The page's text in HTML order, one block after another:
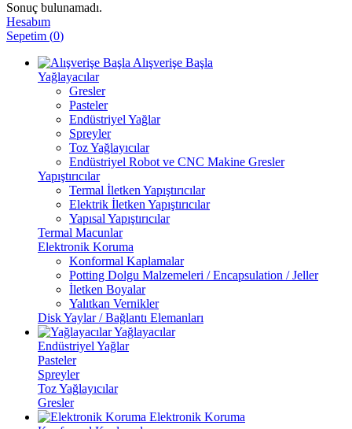
Sonuç bulunamadı.
Hesabım
Sepetim (0)
Alışverişe Başla
Yağlayacılar
Gresler
Pasteler
Endüstriyel Yağlar
Spreyler
Toz Yağlayıcılar
Endüstriyel Robot ve CNC Makine Gresler
Yapıştırıcılar
Termal İletken Yapıştırıcılar
Elektrik İletken Yapıştırıcılar
Yapısal Yapıştırıcılar
Termal Macunlar
Elektronik Koruma
Konformal Kaplamalar
Potting Dolgu Malzemeleri / Encapsulation / Jeller
İletken Boyalar
Yalıtkan Vernikler
Disk Yaylar / Bağlantı Elemanları
Yağlayacılar
Endüstriyel Yağlar
Pasteler
Spreyler
Toz Yağlayıcılar
Gresler
Elektronik Koruma